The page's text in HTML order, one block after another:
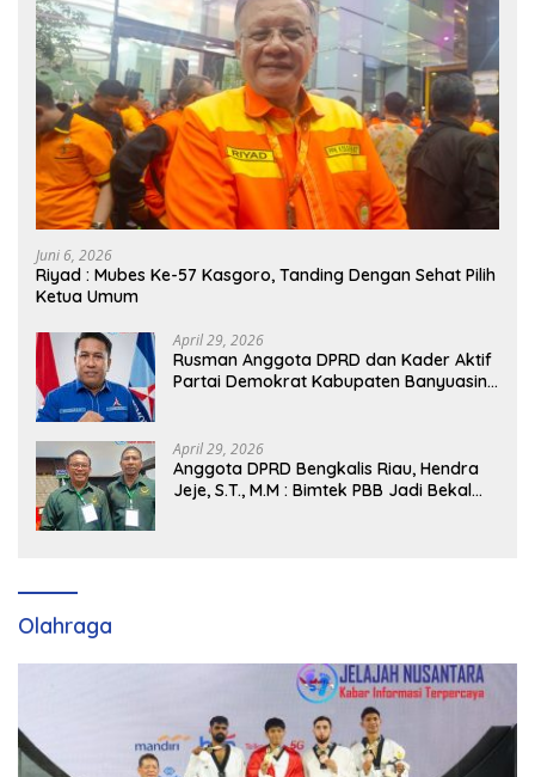
Juni 6, 2026
Riyad : Mubes Ke-57 Kasgoro, Tanding Dengan Sehat Pilih
Ketua Umum
April 29, 2026
Rusman Anggota DPRD dan Kader Aktif
Partai Demokrat Kabupaten Banyuasin
April 29, 2026
Anggota DPRD Bengkalis Riau, Hendra
Jeje, S.T., M.M : Bimtek PBB Jadi Bekal
Olahraga